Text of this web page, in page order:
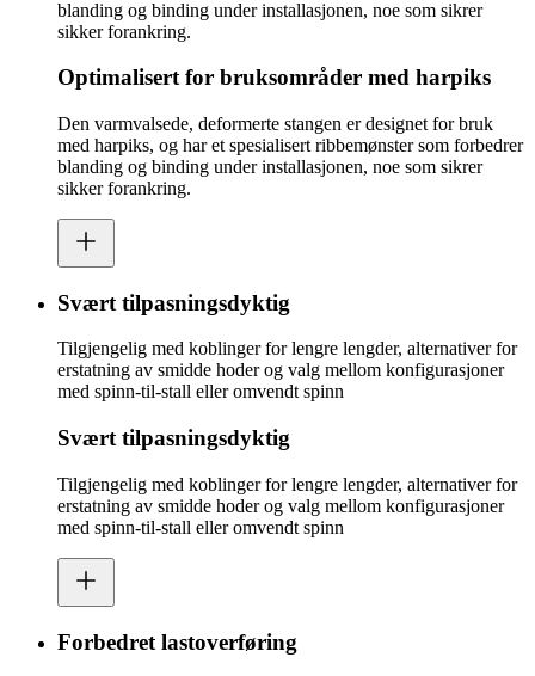
blanding og binding under installasjonen, noe som sikrer
sikker forankring.
Optimalisert for bruksområder med harpiks
Den varmvalsede, deformerte stangen er designet for bruk
med harpiks, og har et spesialisert ribbemønster som forbedrer
blanding og binding under installasjonen, noe som sikrer
sikker forankring.
Svært tilpasningsdyktig
Tilgjengelig med koblinger for lengre lengder, alternativer for
erstatning av smidde hoder og valg mellom konfigurasjoner
med spinn-til-stall eller omvendt spinn
Svært tilpasningsdyktig
Tilgjengelig med koblinger for lengre lengder, alternativer for
erstatning av smidde hoder og valg mellom konfigurasjoner
med spinn-til-stall eller omvendt spinn
Forbedret lastoverføring